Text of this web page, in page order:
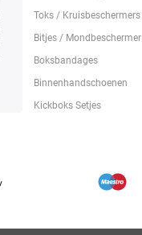
Toks / Kruisbeschermers
Bitjes / Mondbeschermer
Boksbandages
Binnenhandschoenen
Kickboks Setjes